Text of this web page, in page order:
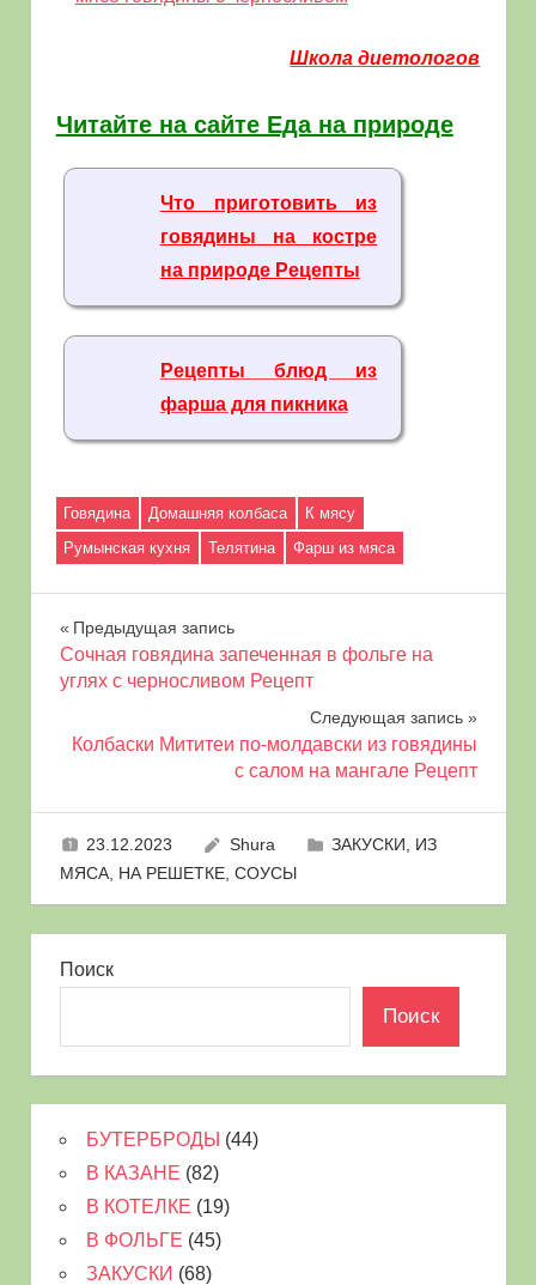
Школа диетологов
Читайте на сайте Еда на природе
Что приготовить из
говядины на костре
на природе Рецепты
Рецепты блюд из
фарша для пикника
Говядина Домашняя колбаса
К мясу
Румынская кухня
Телятина Фарш из мяса
Навигация
по
записям
Предыдущая запись
Сочная говядина запеченная в фольге на
углях с черносливом Рецепт
Следующая запись
Колбаски Мититеи по-молдавски из говядины
с салом на мангале Рецепт
23.12.2023 Shura ЗАКУСКИ
ИЗ
МЯСА, НА РЕШЕТКЕ, СОУСЫ
Поиск
Поиск
БУТЕРБРОДЫ (44)
В КАЗАНЕ (82)
В КОТЕЛКЕ (19)
В ФОЛЬГЕ (45)
ЗАКУСКИ (68)